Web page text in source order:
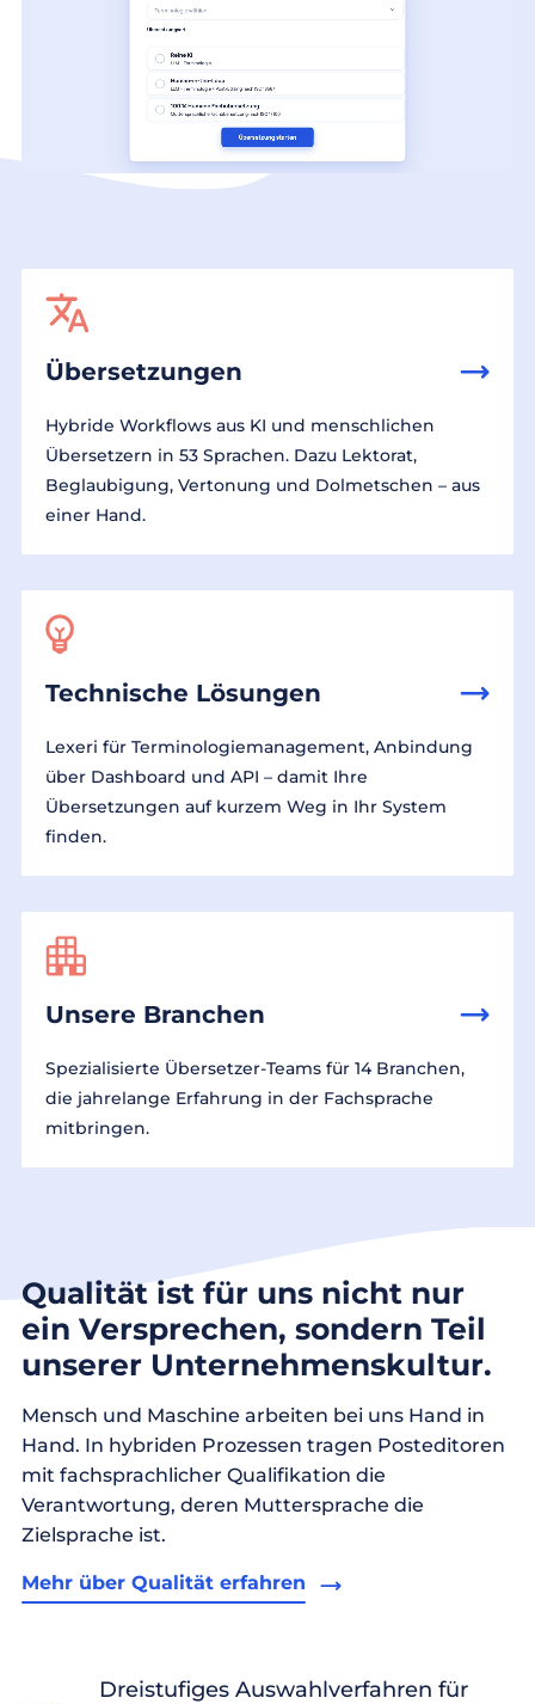
Übersetzungen
Hybride Workflows aus KI und menschlichen
Übersetzern in 53 Sprachen. Dazu Lektorat,
Beglaubigung, Vertonung und Dolmetschen – aus
einer Hand.
Technische Lösungen
Lexeri für Terminologiemanagement, Anbindung
über Dashboard und API – damit Ihre
Übersetzungen auf kurzem Weg in Ihr System
finden.
Unsere Branchen
Spezialisierte Übersetzer-Teams für 14 Branchen,
die jahrelange Erfahrung in der Fachsprache
mitbringen.
Qualität ist für uns nicht nur
ein Versprechen, sondern Teil
unserer Unternehmenskultur.
Mensch und Maschine arbeiten bei uns Hand in
Hand. In hybriden Prozessen tragen Posteditoren
mit fachsprachlicher Qualifikation die
Verantwortung, deren Muttersprache die
Zielsprache ist.
Mehr über Qualität erfahren
Dreistufiges Auswahlverfahren für